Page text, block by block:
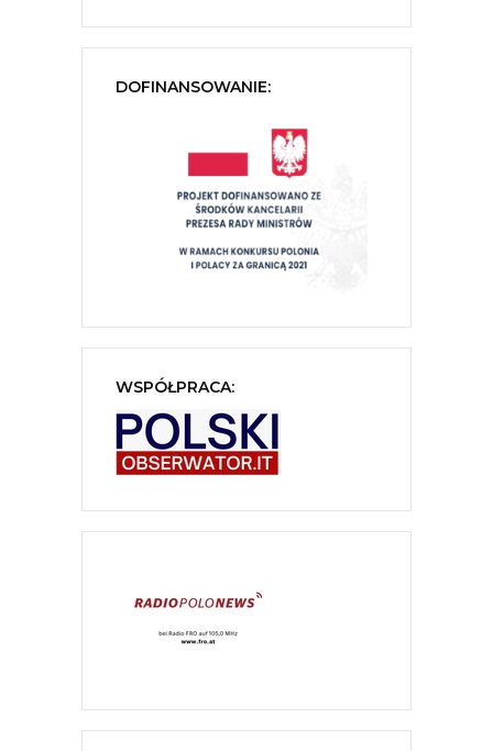
DOFINANSOWANIE:
WSPÓŁPRACA: